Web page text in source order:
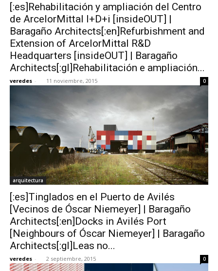
[:es]Rehabilitación y ampliación del Centro
de ArcelorMittal I+D+i [insideOUT] |
Baragaño Architects[:en]Refurbishment and
Extension of ArcelorMittal R&D
Headquarters [insideOUT] | Baragaño
Architects[:gl]Rehabilitación e ampliación...
veredes - 11 noviembre, 2015 0
arquitectura
[:es]Tinglados en el Puerto de Avilés
[Vecinos de Óscar Niemeyer] | Baragaño
Architects[:en]Docks in Avilés Port
[Neighbours of Óscar Niemeyer] | Baragaño
Architects[:gl]Leas no...
veredes - 2 septiembre, 2015 0